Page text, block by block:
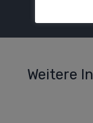
Weitere